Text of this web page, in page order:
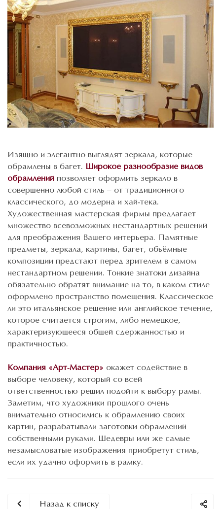
Изящно и элегантно выглядят зеркала, которые
обрамлены в багет. Широкое разнообразие видов
обрамлений позволяет оформить зеркало в
совершенно любой стиль – от традиционного
классического, до модерна и хай-тека.
Художественная мастерская фирмы предлагает
множество всевозможных нестандартных решений
для преображения Вашего интерьера. Памятные
предметы, зеркала, картины, багет, объёмные
композиции предстают перед зрителем в самом
нестандартном решении. Тонкие знатоки дизайна
обязательно обратят внимание на то, в каком стиле
оформлено пространство помещения. Классическое
ли это итальянское решение или английское течение,
которое считается строгим, либо немецкое,
характеризующееся общей сдержанностью и
практичностью.
Компания «Арт-Мастер» окажет содействие в
выборе человеку, который со всей
ответственностью решил подойти к выбору рамы.
Заметим, что художники прошлого очень
внимательно относились к обрамлению своих
картин, разрабатывали заготовки обрамлений
собственными руками. Шедевры или же самые
незамысловатые изображения приобретут стиль,
если их удачно оформить в рамку.
Назад к списку